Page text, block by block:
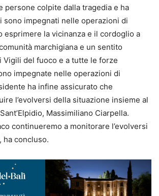
persone colpite dalla tragedia e ha
sono impegnati nelle operazioni di
esprimere la vicinanza e il cordoglio a
marchigiana e un sentito
Vigili del fuoco e a tutte le forze
impegnate nelle operazioni di
ha infine assicurato che
l’evolversi della situazione insieme al
Massimiliano Ciarpella.
continueremo a monitorare l’evolversi
ha concluso.